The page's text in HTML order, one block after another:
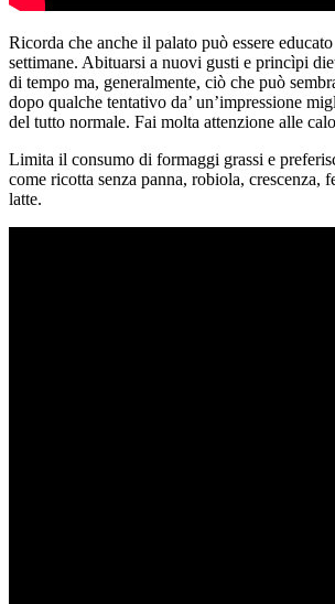
Ricorda che anche il palato può essere
settimane. Abituarsi a nuovi gusti e princìpi
di tempo ma, generalmente, ciò che può
dopo qualche tentativo da’ un’impressione
del tutto normale. Fai molta attenzione alle
Limita il consumo di formaggi grassi e
come ricotta senza panna, robiola, crescenza,
latte.